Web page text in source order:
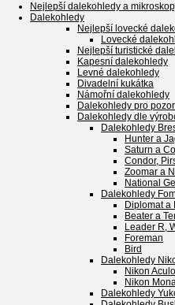
Nejlepší dalekohledy a
Dalekohledy
Nejlepší lovecké
Lovecké
Nejlepší turistické
Kapesní dalekohledy
Levné dalekohledy
Divadelní kukátka
Námořní dalekohledy
Dalekohledy pro
Dalekohledy dle
Dalekohledy
Hunter a
Saturn a
Condor,
Zoomar a
National
Dalekohledy
Diplomat a
Beater a
Leader R,
Foreman
Bird
Dalekohledy
Nikon
Nikon
Dalekohledy